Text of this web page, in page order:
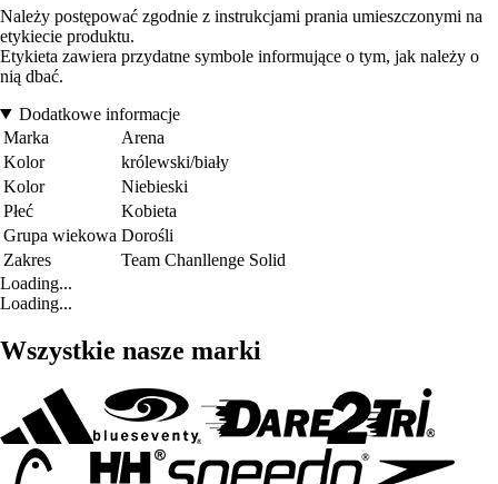
Należy postępować zgodnie z instrukcjami prania umieszczonymi na
etykiecie produktu.
Etykieta zawiera przydatne symbole informujące o tym, jak należy o
nią dbać.
Dodatkowe informacje
Marka
Arena
Kolor
królewski/biały
Kolor
Niebieski
Płeć
Kobieta
Grupa wiekowa Dorośli
Zakres
Team Chanllenge Solid
Loading...
Loading...
Wszystkie nasze marki